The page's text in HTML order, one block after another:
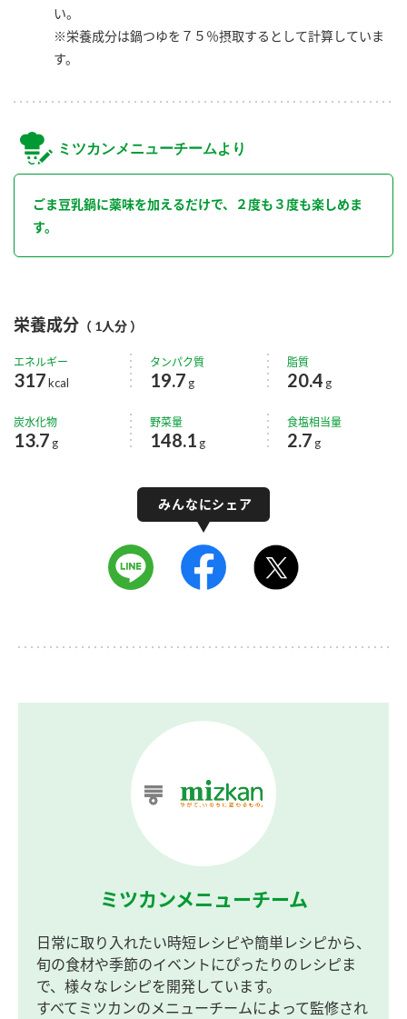
い。
※栄養成分は鍋つゆを７５％摂取するとして計算していま
す。
ミツカンメニューチームより
ごま豆乳鍋に薬味を加えるだけで、２度も３度も楽しめま
す。
栄養成分 （ 1人分 ）
エネルギー
317kcal
タンパク質
19.7 g
脂質
20.4 g
炭水化物
13.7 g
野菜量
148.1 g
食塩相当量
2.7 g
ミツカンメニューチーム
日常に取り入れたい時短レシピや簡単レシピから、
旬の食材や季節のイベントにぴったりのレシピま
で、様々なレシピを開発しています。
すべてミツカンのメニューチームによって監修され